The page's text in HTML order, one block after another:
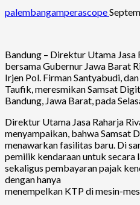
palembangamperascope
Bandung – Direktur Utama Jasa
bersama Gubernur Jawa Barat
Irjen Pol. Firman Santyabudi,
Taufik, meresmikan Samsat
Bandung, Jawa Barat, pada
Direktur Utama Jasa Raharja
menyampaikan, bahwa Samsat
menawarkan fasilitas baru. Di
pemilik kendaraan untuk secara
sekaligus pembayaran pajak
dengan hanya
menempelkan KTP di mesin-